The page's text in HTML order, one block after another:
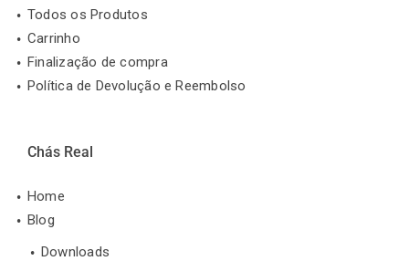
Todos os Produtos
Carrinho
Finalização de compra
Política de Devolução e Reembolso
Chás Real
Home
Blog
Downloads